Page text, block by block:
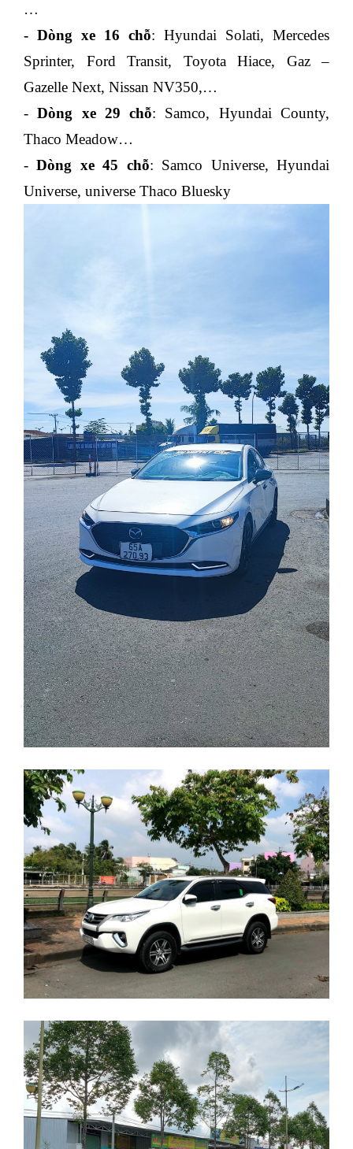
…
- Dòng xe 16 chỗ: Hyundai Solati, Mercedes
Sprinter, Ford Transit, Toyota Hiace, Gaz –
Gazelle Next, Nissan NV350,…
-Dòng xe 29 chỗ: Samco, Hyundai County,
Thaco Meadow…
-Dòng xe 45 chỗ: Samco Universe, Hyundai
Universe, universe Thaco Bluesky